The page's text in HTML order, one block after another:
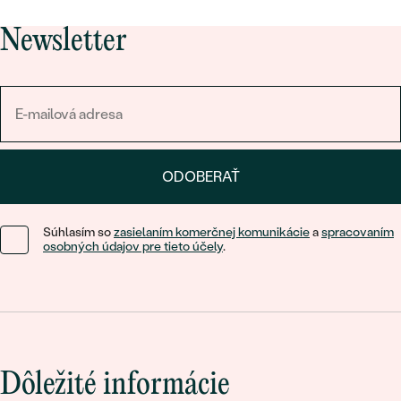
Newsletter
ODOBERAŤ
Súhlasím sozasielaním komerčnej komunikácieaspracovaním
osobných údajov pre tieto účely.
Dôležité informácie